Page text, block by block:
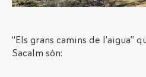
“Els grans camins de l’aigua”
Sacalm són: